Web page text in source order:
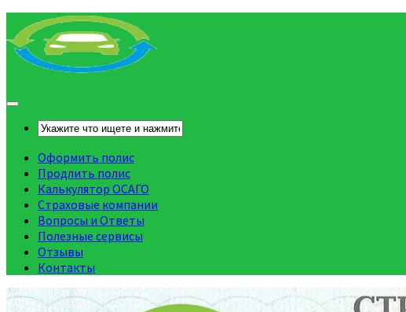
Оформить полис
Продлить полис
Калькулятор ОСАГО
Страховые компании
Вопросы и Ответы
Полезные сервисы
Отзывы
Контакты